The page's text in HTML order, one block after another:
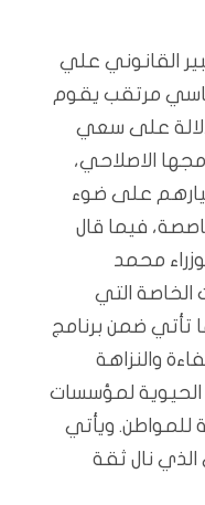
القانوني علي
مرتقب يقوم
دلالة على سعي
الاصلاحي،
على ضوء
فيما قال
محمد
الخاصة التي
ضمن برنامج
والنزاهة
الحيوية لمؤسسات
للمواطن. ويأتي
الذي نال ثقة